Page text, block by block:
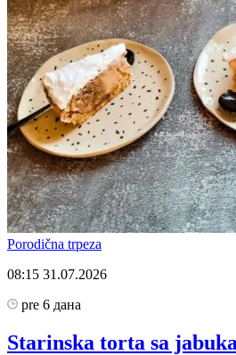
Porodična trpeza
08:15 31.07.2026
pre 6 дана
Starinska torta sa